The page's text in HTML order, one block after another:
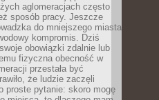
aglomeracjach często
sposób pracy. Jeszcze
do mniejszego miasta
kompromis. Dziś
obowiązki zdalnie lub
fizyczna obecność w
przestała być
że ludzie zaczęli
proste pytanie: skoro mogę